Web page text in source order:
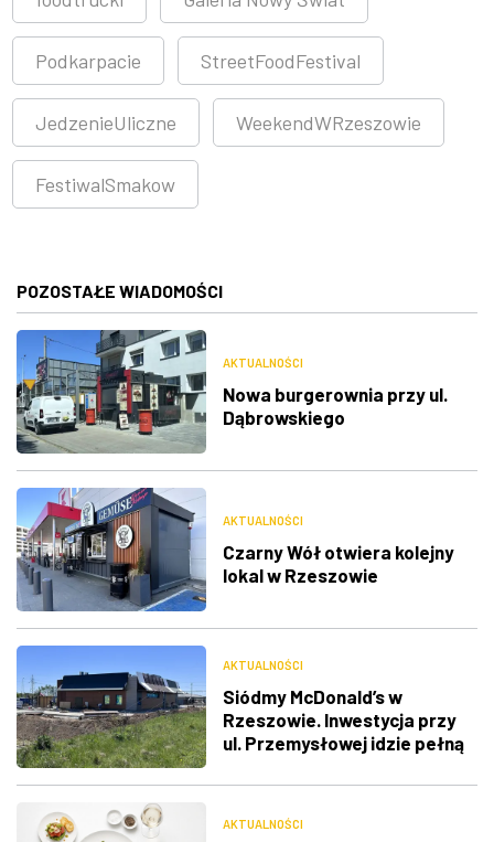
Podkarpacie StreetFoodFestival
JedzenieUliczne WeekendWRzeszowie
FestiwalSmakow
POZOSTAŁE WIADOMOŚCI
AKTUALNOŚCI
Nowa burgerownia przy ul.
Dąbrowskiego
AKTUALNOŚCI
Czarny Wół otwiera kolejny
lokal w Rzeszowie
AKTUALNOŚCI
Siódmy McDonald’s w
Rzeszowie. Inwestycja przy
ul. Przemysłowej idzie pełną
AKTUALNOŚCI